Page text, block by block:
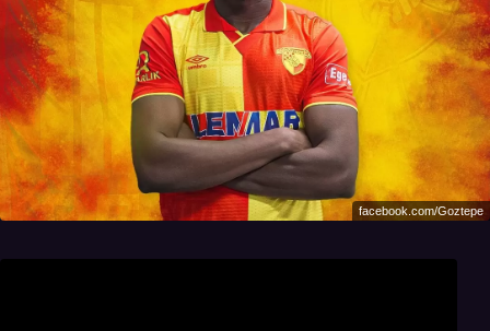
facebook.com/Goztepe